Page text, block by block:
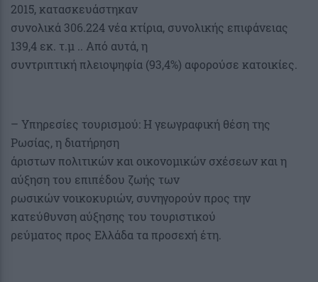
2015, κατασκευάστηκαν
συνολικά 306.224 νέα κτίρια, συνολικής επιφάνειας
139,4 εκ. τ.μ .. Από αυτά, η
συντριπτική πλειοψηφία (93,4%) αφορούσε κατοικίες.
– Υπηρεσίες τουρισμού: Η γεωγραφική θέση της
Ρωσίας, η διατήρηση
άριστων πολιτικών και οικονομικών σχέσεων και η
αύξηση του επιπέδου ζωής των
ρωσικών νοικοκυριών, συνηγορούν προς την
κατεύθυνση αύξησης του τουριστικού
ρεύματος προς Ελλάδα τα προσεχή έτη.